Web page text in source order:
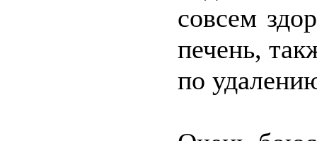
совсем
печень,
по